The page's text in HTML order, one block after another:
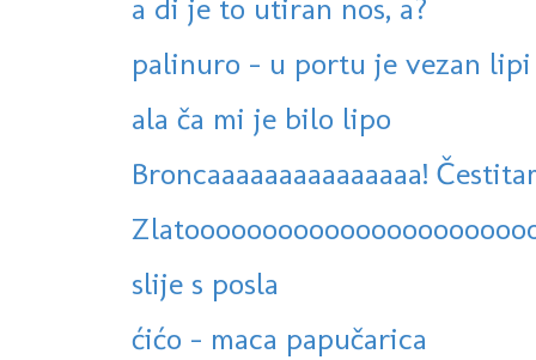
a di je to utiran nos, a?
palinuro - u portu je vezan lipi
ala ča mi je bilo lipo
Broncaaaaaaaaaaaaaaa!
slije s posla
ćićo - maca papučarica